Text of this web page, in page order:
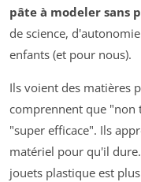
pâte à modeler sans
de science,
enfants (et pour nous).
Ils voient des matières
comprennent que "non
"super efficace". Ils
matériel pour qu'il
jouets plastique est